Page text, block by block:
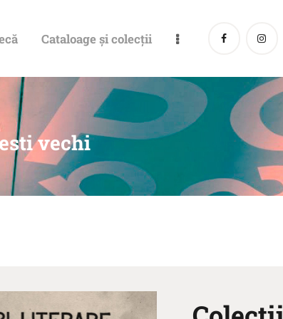
Cataloage și colecții
vechi